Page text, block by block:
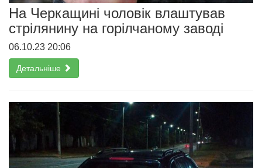
На Черкащині чоловік влаштував
стрілянину на горілчаному заводі
06.10.23 20:06
Детальніше